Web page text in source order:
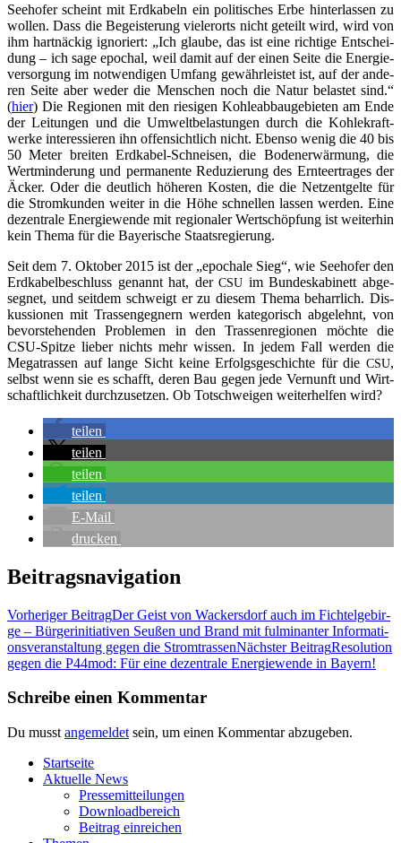
See­ho­fer scheint mit Erd­ka­beln ein poli­ti­sches Erbe hin­ter­las­sen zu
wol­len. Dass die Begeis­te­rung vie­ler­orts nicht geteilt wird, wird von
ihm hart­nä­ckig igno­riert: „Ich glau­be, das ist eine rich­ti­ge Ent­schei­
dung – ich sage epo­chal, weil damit auf der einen Sei­te die Ener­gie­
ver­sor­gung im not­wen­di­gen Umfang gewähr­leis­tet ist, auf der ande­
ren Sei­te aber weder die Men­schen noch die Natur belas­tet sind.“
(hier) Die Regio­nen mit den rie­si­gen Koh­le­ab­bau­ge­bie­ten am Ende
der Lei­tun­gen und die Umwelt­be­las­tun­gen durch die Koh­le­kraft­
wer­ke inter­es­sie­ren ihn offen­sicht­lich nicht. Eben­so wenig die 40 bis
50 Meter brei­ten Erd­ka­bel-Schnei­sen, die Boden­erwär­mung, die
Wert­min­de­rung und per­ma­nen­te Redu­zie­rung des Ern­te­er­tra­ges der
Äcker. Oder die deut­lich höhe­ren Kos­ten, die die Netz­ent­gel­te für
die Strom­kun­den wei­ter in die Höhe schnel­len las­sen wer­den. Eine
dezen­tra­le Ener­gie­wen­de mit regio­na­ler Wert­schöp­fung ist wei­ter­hin
kein The­ma für die Baye­ri­sche Staatsregierung.
Seit dem 7. Okto­ber 2015 ist der „epo­cha­le Sieg“, wie See­ho­fer den
Erd­ka­bel­be­schluss genannt hat, derCSU im Bun­des­ka­bi­nett abge­
seg­net, und seit­dem schweigt er zu die­sem The­ma beharr­lich. Dis­
kus­sio­nen mit Tras­sen­geg­nern wer­den kate­go­risch abge­lehnt, von
bevor­ste­hen­den Pro­ble­men in den Tras­sen­re­gio­nen möch­te die
CSU-Spit­ze lie­ber nichts mehr wis­sen. In jedem Fall wer­den die
Mega­tras­sen auf lan­ge Sicht kei­ne Erfolgs­ge­schich­te für die CSU,
selbst wenn sie es schafft, deren Bau gegen jede Ver­nunft und Wirt­
schaft­lich­keit durch­zu­set­zen. Ob Tot­schwei­gen wei­ter­hel­fen wird?
tei­len
tei­len
tei­len
tei­len
E‑Mail
dru­cken
Beitragsnavigation
Vorheriger BeitragDer Geist von Wackers­dorf auch im Fich­tel­ge­bir­
ge – Bür­ger­initia­ti­ven Seu­ßen und Brand mit ful­mi­nan­ter Infor­ma­ti­
ons­ver­an­stal­tung gegen die StromtrassenNächster BeitragReso­lu­ti­on
gegen die P44mod: Für eine dezen­tra­le Ener­gie­wen­de in Bayern!
Schreibe einen Kommentar
Du musst angemeldet sein, um einen Kommentar abzugeben.
Start­sei­te
Aktu­el­le News
Pres­se­mit­tei­lun­gen
Down­load­be­reich
Bei­trag einreichen